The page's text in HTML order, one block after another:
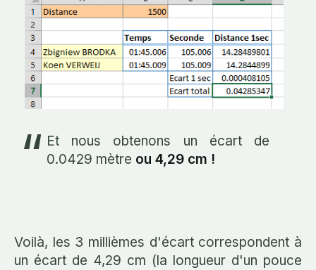
Et nous obtenons un écart de
0.0429 mètre ou 4,29 cm !
Voilà, les 3 millièmes d'écart correspondent à
un écart de 4,29 cm (la longueur d'un pouce